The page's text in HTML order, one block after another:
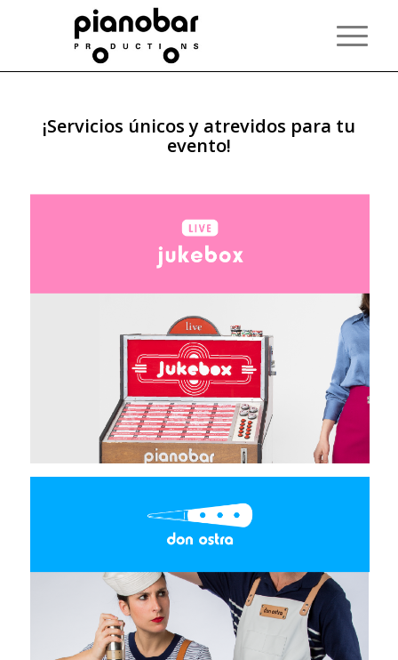
PIANOBAR
PRODUCTIONS!
in your wordpress backend
¡Servicios únicos y atrevidos para tu
evento!